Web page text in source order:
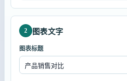
2 图表文字
图表标题